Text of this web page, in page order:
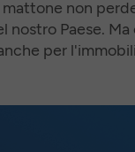
non
nostro Paese.
per